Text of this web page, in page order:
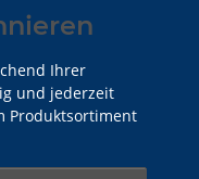
Ihrer
und jederzeit
Produktsortiment